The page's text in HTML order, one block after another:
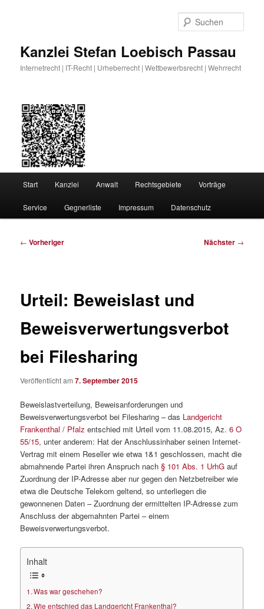
Kanzlei Stefan Loebisch Passau
Internetrecht | IT-Recht | Urheberrecht | Wettbewerbsrecht | Wehrrecht
Start Kanzlei Anwalt Rechtsgebiete Vorträge
Service Gegnerliste Impressum Datenschutz
Beitragsnavigation
← Vorheriger Nächster →
Urteil: Beweislast und
Beweisverwertungsverbot
bei Filesharing
Veröffentlicht am7. September 2015
Beweislastverteilung, Beweisanforderungen und
Beweisverwertungsverbot bei Filesharing – das Landgericht
Frankenthal / Pfalz entschied mit Urteil vom 11.08.2015, Az.6 O
55/15, unter anderem: Hat der Anschlussinhaber seinen Internet-
Vertrag mit einem Reseller wie etwa 1&1 geschlossen, macht die
abmahnende Partei ihren Anspruch nach§ 101 Abs. 1 UrhG auf
Zuordnung der IP-Adresse aber nur gegen den Netzbetreiber wie
etwa die Deutsche Telekom geltend, so unterliegen die
gewonnenen Daten – Zuordnung der ermittelten IP-Adresse zum
Anschluss der abgemahnten Partei – einem
Beweisverwertungsverbot.
Inhalt
Was war geschehen?
Wie entschied das Landgericht Frankenthal?